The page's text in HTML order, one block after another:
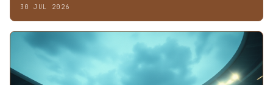
30 JUL 2026